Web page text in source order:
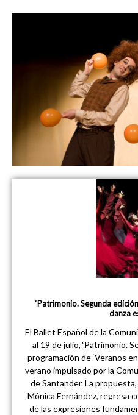
‘Patrimonio. Segunda
danza
El Ballet Español de la
al 19 de julio, ‘Patrimonio.
programación de ‘Veranos
verano impulsado por la
de Santander. La
Mónica Fernández, regresa
de las expresiones